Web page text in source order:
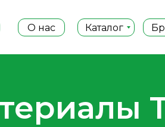
Каталог
О нас